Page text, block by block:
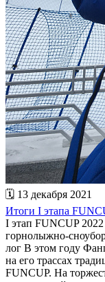
🗓 13 декабря 2021
Итоги I этапа
I этап FUNCUP
горнолыжно-
лог В этом году
на его трассах
FUNCUP. На